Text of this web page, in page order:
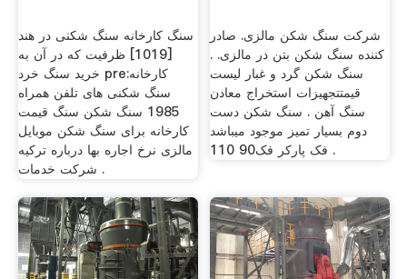
سنگ کارخانه سنگ شکنی در هند
[1019] ظرفیت که در آن به
خرید سنگ خرد pre:کارخانه
سنگ شکنی های تلفن همراه
1985 سنگ شکن سنگ قیمت
کارخانه برای سنگ شکن موبایل
مالزی نرخ اجاره بها درباره ترکیه
شرکت خدمات .
شرکت سنگ شکن مالزی. صادر
کننده سنگ شکن بتن در مالزی. .
سنگ شکن گرد و غبار لیست
قیمتتجهیزات استخراج معادن
سنگ آهن . سنگ شکن دست
دوم بسیار تمیز موجود میباشد
فک پارکر فک90 110 .